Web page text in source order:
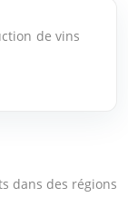
de vins
dans des régions